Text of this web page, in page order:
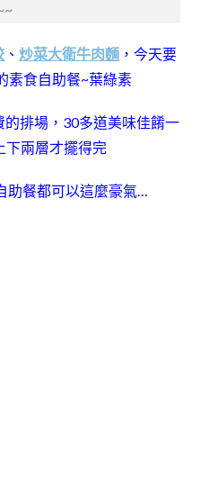
、炒菜大衛牛肉麵 ，今天要
素食自助餐~葉綠素
排場，30多道美味佳餚一
下兩層才擺得完
助餐都可以這麼豪氣…